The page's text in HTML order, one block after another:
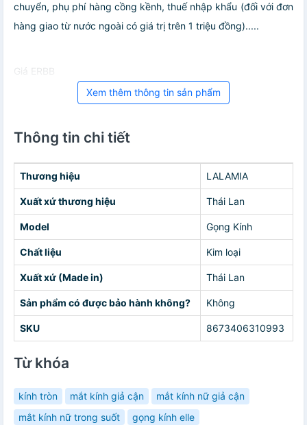
chuyển, phụ phí hàng cồng kềnh, thuế nhập khẩu (đối với đơn
hàng giao từ nước ngoài có giá trị trên 1 triệu đồng).....
Giá ERBB
Xem thêm thông tin sản phẩm
Thông tin chi tiết
Thương hiệu LALAMIA
Xuất xứ thương hiệu Thái Lan
Model Gọng Kính
Chất liệu Kim loại
Xuất xứ (Made in) Thái Lan
Sản phẩm có được bảo hành không? Không
SKU 8673406310993
Từ khóa
kính tròn mắt kính giả cận
mắt kính nữ giả cận
mắt kính nữ trong suốt
gọng kính elle